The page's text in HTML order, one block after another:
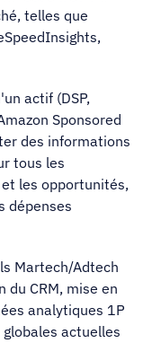
telles que
actif (DSP,
Sponsored
des informations
tous les
les opportunités,
dépenses
Martech/Adtech
CRM, mise en
analytiques 1P
actuelles